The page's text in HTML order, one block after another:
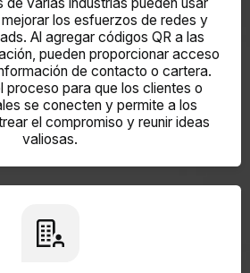
de varias industrias pueden usar
los esfuerzos de redes y
Al agregar códigos QR a las
pueden proporcionar acceso
de contacto o cartera.
proceso para que los clientes o
se conecten y permite a los
el compromiso y reunir ideas
valiosas.